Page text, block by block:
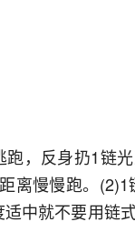
，反身扔1链
离慢慢跑。
中就不要用链